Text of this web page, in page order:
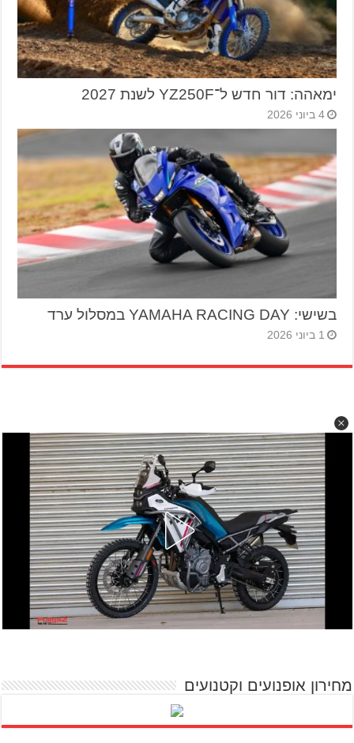
ימאהה: דור חדש ל־YZ250F לשנת 2027
4 ביוני 2026
בשישי: YAMAHA RACING DAY במסלול ערד
1 ביוני 2026
מחירון אופנועים וקטנועים